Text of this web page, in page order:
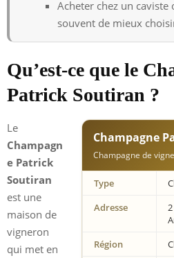
Acheter chez un
souvent de mieux
Qu’est-ce que le
Patrick Soutiran ?
Champagne
Champagne de
Type
Adresse
Région
Le
Champagn
e Patrick
Soutiran
est une
maison de
vigneron
qui met en